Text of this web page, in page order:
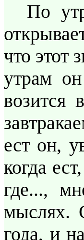
По
что этот
утрам он
возится
ест он,
когда
где...,
мыслях.
года, и